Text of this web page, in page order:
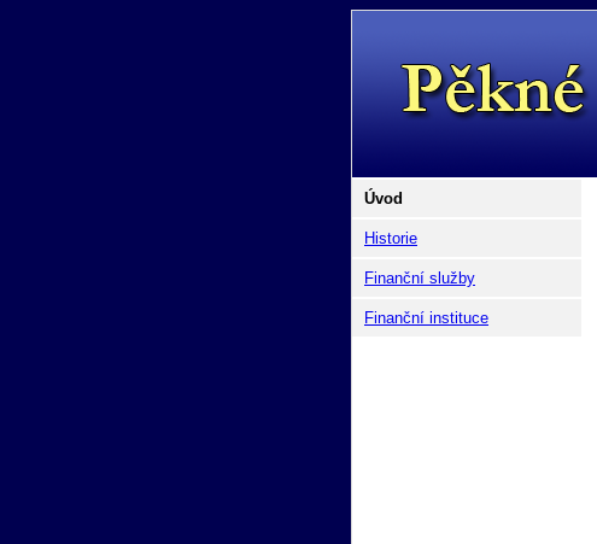
Úvod
Historie
Finanční služby
Finanční instituce